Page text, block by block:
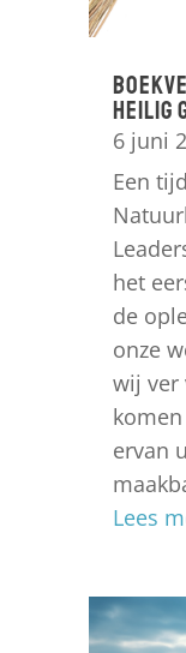
heilig
6 juni
Een
het
de
onze
wij ver
ervan
Lees